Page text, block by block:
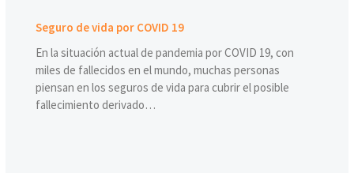
Seguro de vida por COVID 19
En la situación actual de pandemia por COVID 19, con
miles de fallecidos en el mundo, muchas personas
piensan en los seguros de vida para cubrir el posible
fallecimiento derivado…